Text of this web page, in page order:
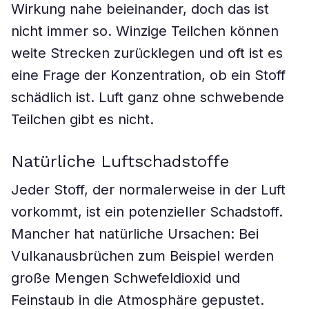
Wirkung nahe beieinander, doch das ist
nicht immer so. Winzige Teilchen können
weite Strecken zurücklegen und oft ist es
eine Frage der Konzentration, ob ein Stoff
schädlich ist. Luft ganz ohne schwebende
Teilchen gibt es nicht.
Natürliche Luftschadstoffe
Jeder Stoff, der normalerweise in der Luft
vorkommt, ist ein potenzieller Schadstoff.
Mancher hat natürliche Ursachen: Bei
Vulkanausbrüchen zum Beispiel werden
große Mengen Schwefeldioxid und
Feinstaub in die Atmosphäre gepustet.